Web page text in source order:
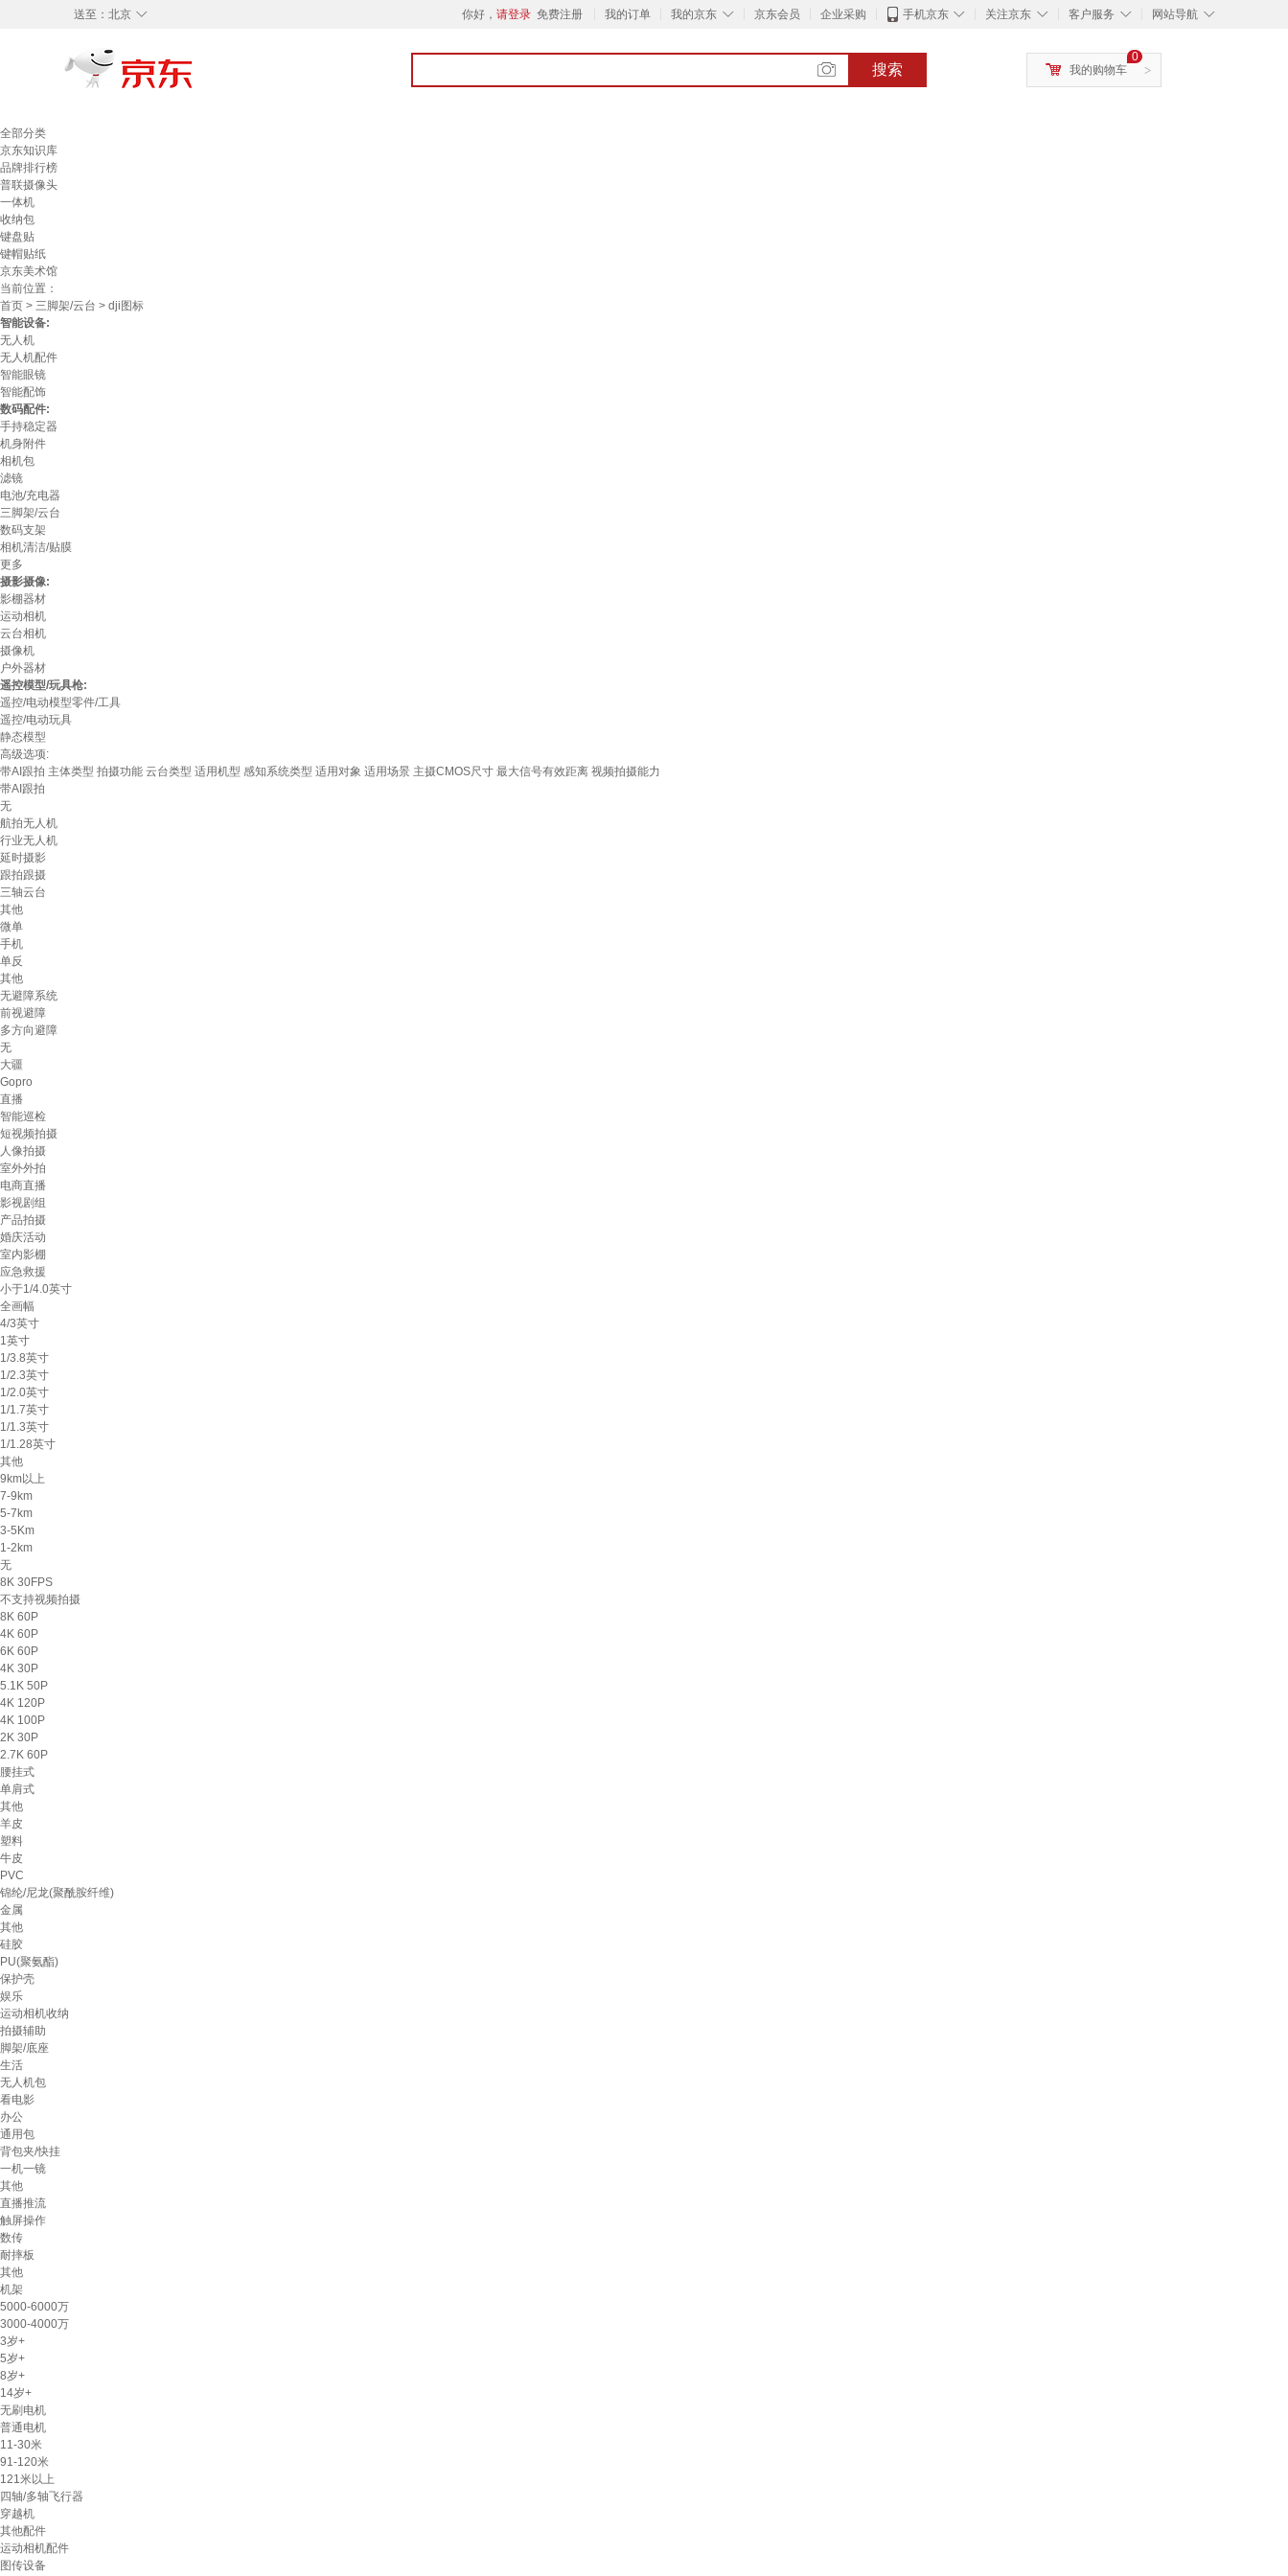
◇
送至： 北京 你好， 请登录 免费注册 我的订单 ◇
我的京东 京东会员 企业采购 ◇
手机京东 ◇
关注京东 ◇
客户服务 ◇
网站导航
搜索 >
0
我的购物车
全部分类
京东知识库
品牌排行榜
普联摄像头
一体机
收纳包
键盘贴
键帽贴纸
京东美术馆
当前位置：
首页 > 三脚架/云台 > dji图标
智能设备:
无人机
无人机配件
智能眼镜
智能配饰
数码配件:
手持稳定器
机身附件
相机包
滤镜
电池/充电器
三脚架/云台
数码支架
相机清洁/贴膜
更多
摄影摄像:
影棚器材
运动相机
云台相机
摄像机
户外器材
遥控模型/玩具枪:
遥控/电动模型零件/工具
遥控/电动玩具
静态模型
高级选项:
带AI跟拍 主体类型 拍摄功能 云台类型 适用机型 感知系统类型 适用对象 适用场景 主摄CMOS尺寸 最大信号有效距离 视频拍摄能力
带AI跟拍
无
航拍无人机
行业无人机
延时摄影
跟拍跟摄
三轴云台
其他
微单
手机
单反
其他
无避障系统
前视避障
多方向避障
无
大疆
Gopro
直播
智能巡检
短视频拍摄
人像拍摄
室外外拍
电商直播
影视剧组
产品拍摄
婚庆活动
室内影棚
应急救援
小于1/4.0英寸
全画幅
4/3英寸
1英寸
1/3.8英寸
1/2.3英寸
1/2.0英寸
1/1.7英寸
1/1.3英寸
1/1.28英寸
其他
9km以上
7-9km
5-7km
3-5Km
1-2km
无
8K 30FPS
不支持视频拍摄
8K 60P
4K 60P
6K 60P
4K 30P
5.1K 50P
4K 120P
4K 100P
2K 30P
2.7K 60P
腰挂式
单肩式
其他
羊皮
塑料
牛皮
PVC
锦纶/尼龙(聚酰胺纤维)
金属
其他
硅胶
PU(聚氨酯)
保护壳
娱乐
运动相机收纳
拍摄辅助
脚架/底座
生活
无人机包
看电影
办公
通用包
背包夹/快挂
一机一镜
其他
直播推流
触屏操作
数传
耐摔板
其他
机架
5000-6000万
3000-4000万
3岁+
5岁+
8岁+
14岁+
无刷电机
普通电机
11-30米
91-120米
121米以上
四轴/多轴飞行器
穿越机
其他配件
运动相机配件
图传设备